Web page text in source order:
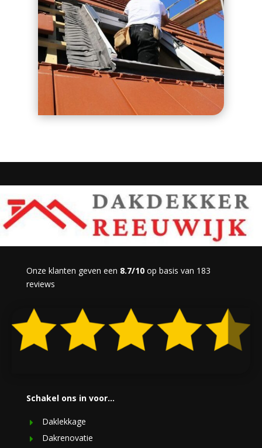
Onze klanten geven een 8.7/10 op basis van 183
reviews
Schakel ons in voor…
Daklekkage
Dakrenovatie